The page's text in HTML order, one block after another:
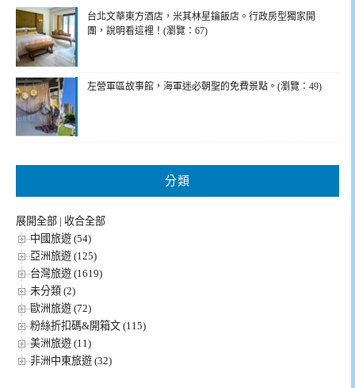
台北文華東方酒店，米其林星鑰飯店。行政房型獨家開
團，說明看這裡！(瀏覽：67)
左營軍區故事館，海軍迷必朝聖的免費景點。(瀏覽：49)
分類
展開全部 | 收合全部
中國旅遊 (54)
亞洲旅遊 (125)
台灣旅遊 (1619)
未分類 (2)
歐洲旅遊 (72)
粉絲折扣碼&開箱文 (115)
美洲旅遊 (11)
非洲中東旅遊 (32)